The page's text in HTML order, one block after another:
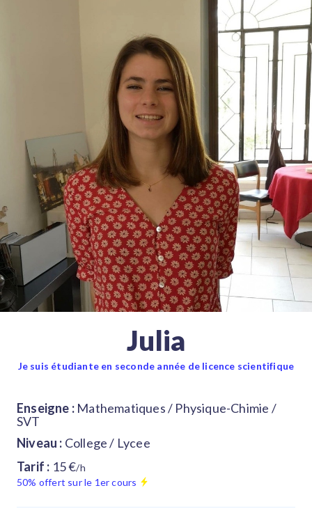
Julia
Je suis étudiante en seconde année de licence scientifique
Enseigne : Mathematiques / Physique-Chimie /
SVT
Niveau : College / Lycee
Tarif : 15 €/h
50% offert sur le 1er cours